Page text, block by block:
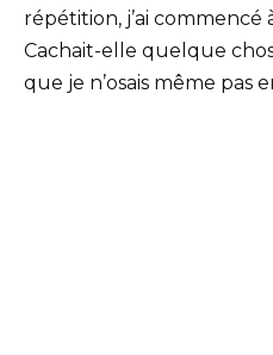
répétition, j’ai commencé
Cachait-elle quelque
que je n’osais même pas